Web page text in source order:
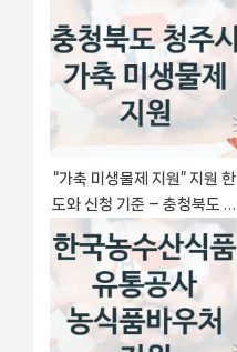
P
o
s
s
t
:
“가축 미생물제 지원” 지원 한
도와 신청 기준 – 충청북도 청
주시 복지정책 요건 및 혜택 안
내